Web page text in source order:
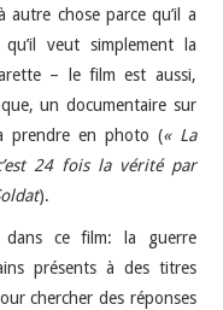
chose parce qu’il a
veut simplement la
– le film est aussi,
un documentaire sur
prendre en photo (« La
24 fois la vérité par
).
dans ce film: la guerre
présents à des titres
chercher des réponses